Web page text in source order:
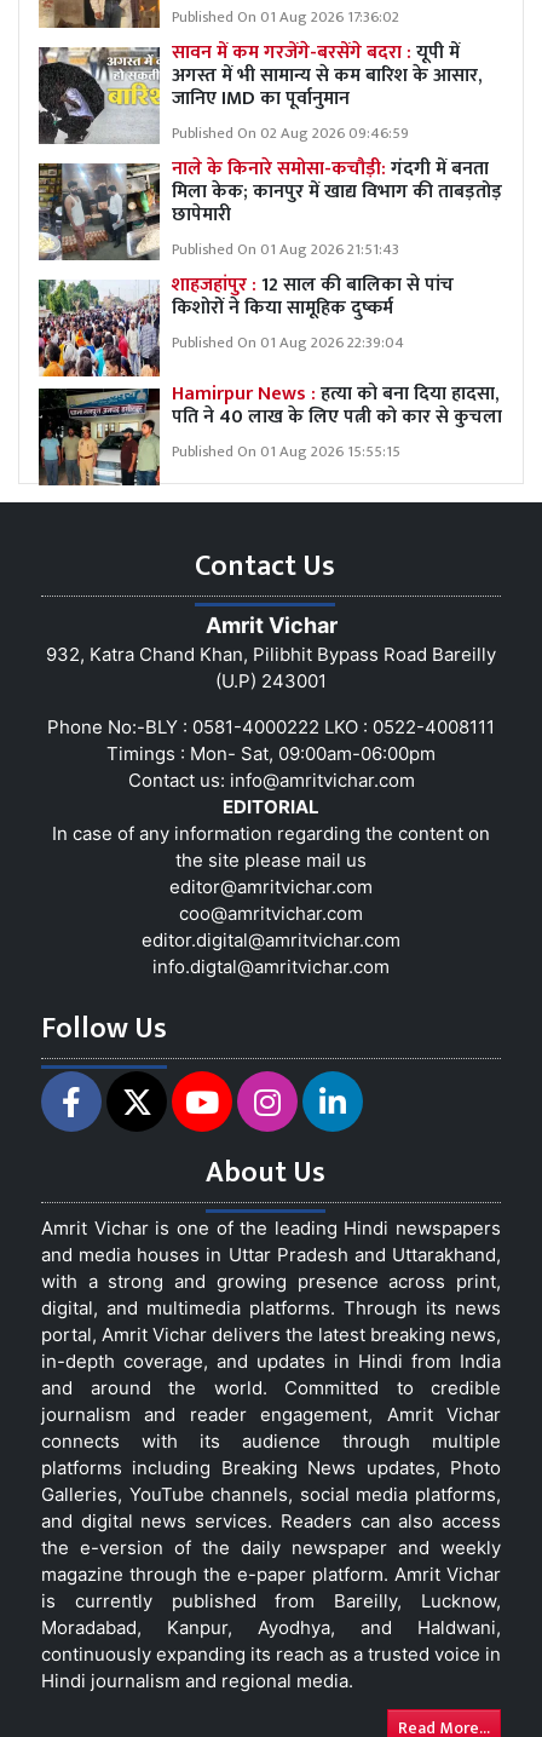
Published On 01 Aug 2026 17:36:02
सावन में कम गरजेंगे-बरसेंगे बदरा :यूपी में
अगस्त में भी सामान्य से कम बारिश के आसार,
जानिए IMD का पूर्वानुमान
Published On 02 Aug 2026 09:46:59
नाले के किनारे समोसा-कचौड़ी:गंदगी में बनता
मिला केक; कानपुर में खाद्य विभाग की ताबड़तोड़
छापेमारी
Published On 01 Aug 2026 21:51:43
शाहजहांपुर :12 साल की बालिका से पांच
किशोरों ने किया सामूहिक दुष्कर्म
Published On 01 Aug 2026 22:39:04
Hamirpur News :हत्या को बना दिया हादसा,
पति ने 40 लाख के लिए पत्नी को कार से कुचला
Published On 01 Aug 2026 15:55:15
Contact Us
Amrit Vichar
932, Katra Chand Khan, Pilibhit Bypass Road Bareilly
(U.P) 243001
Phone No:-BLY : 0581-4000222 LKO : 0522-4008111
Timings : Mon- Sat, 09:00am-06:00pm
Contact us: info@amritvichar.com
EDITORIAL
In case of any information regarding the content on
the site please mail us
editor@amritvichar.com
coo@amritvichar.com
editor.digital@amritvichar.com
info.digtal@amritvichar.com
Follow Us
About Us
Amrit Vichar is one of the leading Hindi newspapers
and media houses in Uttar Pradesh and Uttarakhand,
with a strong and growing presence across print,
digital, and multimedia platforms. Through its news
portal, Amrit Vichar delivers the latest breaking news,
in-depth coverage, and updates in Hindi from India
and around the world. Committed to credible
journalism and reader engagement, Amrit Vichar
connects with its audience through multiple
platforms including Breaking News updates, Photo
Galleries, YouTube channels, social media platforms,
and digital news services. Readers can also access
the e-version of the daily newspaper and weekly
magazine through the e-paper platform. Amrit Vichar
is currently published from Bareilly, Lucknow,
Moradabad, Kanpur, Ayodhya, and Haldwani,
continuously expanding its reach as a trusted voice in
Hindi journalism and regional media.
Read More...